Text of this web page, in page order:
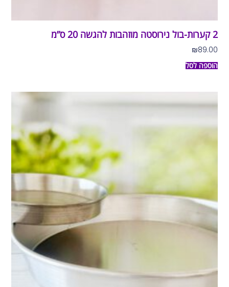
2 קערות-בול נירוסטה מוזהבות להגשה 20 ס”מ
₪89.00
הוספה לסל